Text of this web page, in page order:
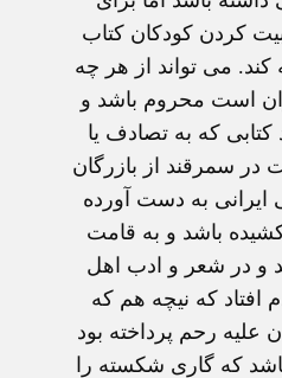
کردن کودکان کتاب
کند. می تواند از هر چه
است محروم باشد و
کتابی که به تصادف يا
سمرقند از بازرگان
ايرانی به دست آورده
باشد و به قامت
و در شعر و ادب اهل
افتاد که نيچه هم که
عليه رحم پرداخته بود
که گاری شکسته را